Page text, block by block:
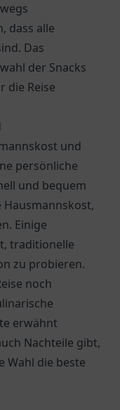
dass alle
Das
der Snacks
die Reise
und
persönliche
und bequem
Hausmannskost,
Einige
traditionelle
zu probieren.
noch
erwähnt
Nachteile gibt,
Wahl die beste